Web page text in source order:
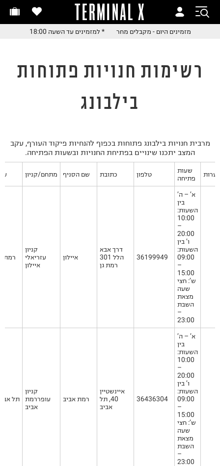
TERMINAL X
מזמינים היום - מקבלים מחר
עם שליח עד הבית!
מזמינים היום - מקבלים מחר * למזמינים עד השעה 18:00
רשימות חנויות פתוחות
בילבונג
מרבית חנויות בילבונג פתוחות בכפוף להנחיות פיקוד העורף, עקב
המצב יתכנו שינויים בפתיחת החנויות ובשעות הפתיחה.
מתחם/קניון שם הסניף כתובת טלפון
שעות
פתיחה
רמת
קניון
עזריאלי
איילון
איילון
דרך אבא
הלל 301
רמת גן
36199949
א’ – ה’
בין
השעות:
10:00
–
20:00
ו’ בין
השעות:
09:00
–
15:00
ש’: חצי
שעה
מצאת
השבת
–
23:00
תל
קניון
עופררמת
אביב
רמת אביב
איינשטיין
40, תל
אביב
36436304
א’ – ה’
בין
השעות:
10:00
–
20:00
ו’ בין
השעות:
09:00
–
15:00
ש’: חצי
שעה
מצאת
השבת
–
23:00